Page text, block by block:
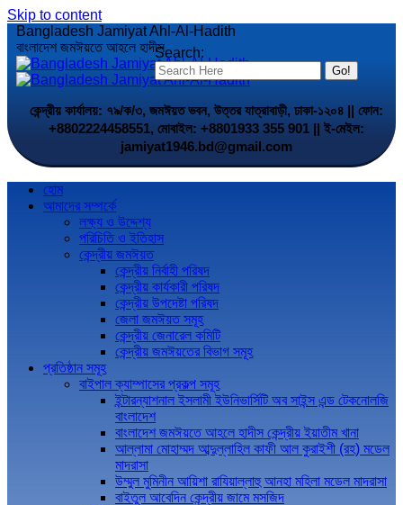
Skip to content
Search:
Bangladesh Jamiyat Ahl-Al-Hadith
বাংলাদেশ জমঈয়তে আহলে হাদীস
কেন্দ্রীয় কার্যালয়: ৭৯/ক/৩, জমঈয়ত ভবন, উত্তর যাত্রাবাড়ী, ঢাকা-১২০৪ || ফোন:
+8802224458551, মোবাইল: +8801933 355 901 || ই-মেইল:
jamiyat1946.bd@gmail.com
হোম
আমাদের সম্পর্কে
লক্ষ্য ও উদ্দেশ্য
পরিচিতি ও ইতিহাস
কেন্দ্রীয় জমঈয়ত
কেন্দ্রীয় নির্বাহী পরিষদ
কেন্দ্রীয় কার্যকারী পরিষদ
কেন্দ্রীয় উপদেষ্টা পরিষদ
জেলা জমঈয়ত সমূহ
কেন্দ্রীয় জেনারেল কমিটি
কেন্দ্রীয় জমঈয়তের বিভাগ সমূহ
প্রতিষ্ঠান সমূহ
বাইপাল ক্যাম্পাসের প্রকল্প সমূহ
ইন্টারন্যাশনাল ইসলামী ইউনিভার্সিটি অব সাইন্স এন্ড টেকনোলজি
বাংলাদেশ
বাংলাদেশ জমঈয়তে আহলে হাদীস কেন্দ্রীয় ইয়াতীম খানা
আল্লামা মোহাম্মদ আব্দুল্লাহিল কাফী আল কুরাইশী (রহ) মডেল
মাদরাসা
উম্মুল মুমিনীন আয়িশা রাযিয়াল্লাহু আনহা মহিলা মডেল মাদরাসা
বাইতুল আবেদিন কেন্দ্রীয় জামে মসজিদ